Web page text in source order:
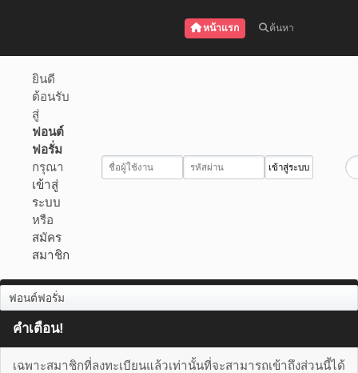
หน้าแรก ค้นหา
ยินดี
ต้อนรับ
สู่
ฟอนต์
ฟอรั่ม
กรุณา
เข้าสู่
ระบบ
หรือ
สมัคร
สมาชิก
ฟอนต์ฟอรั่ม
คำเตือน!
เฉพาะสมาชิกที่ลงทะเบียนแล้วเท่านั้นที่จะสามารถเข้าถึงส่วนนี้ได้